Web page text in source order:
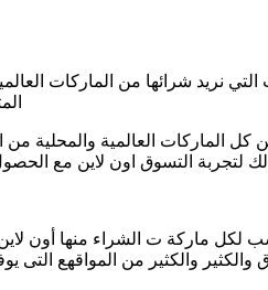
التي نريد شرائها من الماركات
من كل الماركات العالمية
منها أون لاين لأنه يتوفر بالموقع